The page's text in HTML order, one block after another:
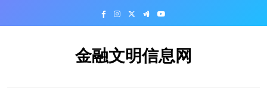
金融文明信息网